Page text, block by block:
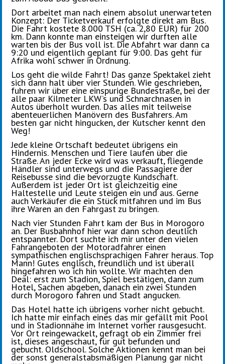
Dort arbeitet man nach einem absolut unerwarteten
Konzept: Der Ticketverkauf erfolgte direkt am Bus.
Die Fahrt kostete 8.000 TSH (ca. 2,80 EUR) für 200
km. Dann konnte man einsteigen wir durften alle
warten bis der Bus voll ist. Die Abfahrt war dann ca
9:20 und eigentlich geplant für 9:00. Das geht für
Afrika wohl schwer in Ordnung.
Los geht die wilde Fahrt! Das ganze Spektakel zieht
sich dann halt über vier Stunden. Wie geschrieben,
fuhren wir über eine einspurige Bundestraße, bei der
alle paar Kilmeter LKW’s und Schnarchnasen in
Autos überholt wurden. Das alles mit teilweise
abenteuerlichen Manövern des Busfahrers. Am
besten gar nicht hingucken, der Kutscher kennt den
Weg!
Jede kleine Ortschaft bedeutet übrigens ein
Hindernis. Menschen und Tiere laufen über die
Straße. An jeder Ecke wird was verkauft, fliegende
Händler sind unterwegs und die Passagiere der
Reisebusse sind die bevorzugte Kundschaft.
Außerdem ist jeder Ort ist gleichzeitig eine
Haltestelle und Leute steigen ein und aus. Gerne
auch Verkäufer die ein Stück mitfahren und im Bus
ihre Waren an den Fahrgast zu bringen.
Nach vier Stunden Fahrt kam der Bus in Morogoro
an. Der Busbahnhof hier war dann schon deutlich
entspannter. Dort suchte ich mir unter den vielen
Fahrangeboten der Motoradfahrer einen
sympathischen englischsprachigen Fahrer heraus. Top
Mann! Gutes englisch, freundlich und ist überall
hingefahren wo ich hin wollte. Wir machten den
Deal: erst zum Stadion, Spiel bestätigen, dann zum
Hotel, Sachen abgeben, danach ein zwei Stunden
durch Morogoro fahren und Stadt angucken.
Das Hotel hatte ich übrigens vorher nicht gebucht.
Ich hatte mir einfach eines das mir gefällt mit Pool
und in Stadionnähe im Internet vorher rausgesucht.
Vor Ort reingewackelt, gefragt ob ein Zimmer frei
ist, dieses angeschaut, für gut befunden und
gebucht. Oldschool. Solche Aktionen kennt man bei
der sonst generalstabsmäßigen Planung gar nicht